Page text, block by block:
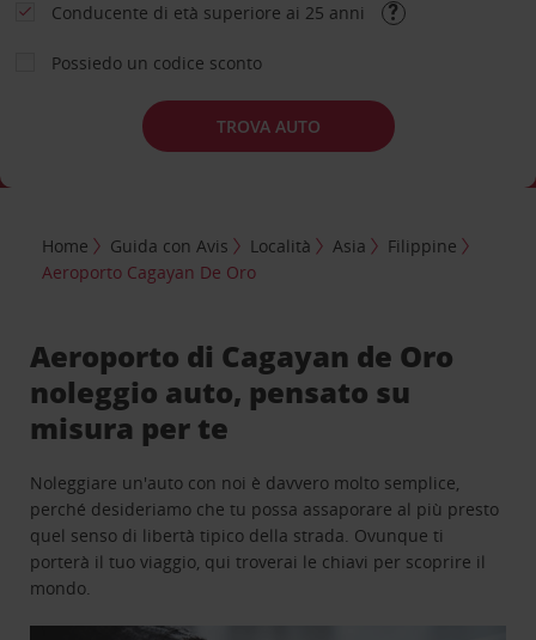
Conducente di età superiore ai 25 anni
Possiedo un codice sconto
TROVA AUTO
Home Guida con Avis Località Asia
Filippine
Aeroporto Cagayan De Oro
Aeroporto di Cagayan de Oro
noleggio auto, pensato su
misura per te
Noleggiare un'auto con noi è davvero molto semplice,
perché desideriamo che tu possa assaporare al più presto
quel senso di libertà tipico della strada. Ovunque ti
porterà il tuo viaggio, qui troverai le chiavi per scoprire il
mondo.